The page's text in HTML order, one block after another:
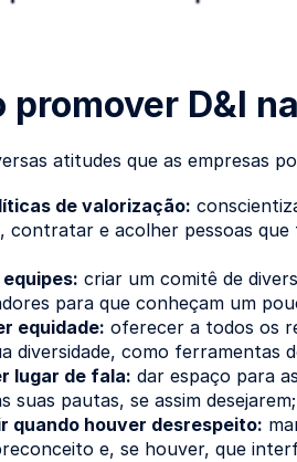
promover D&I
atitudes que as empresas
de valorização:
contratar e acolher pessoas
criar um comitê de
para que conheçam um
equidade: oferecer a todos os
diversidade, como ferramentas
lugar de fala: dar espaço para
suas pautas, se assim desejarem;
quando houver desrespeito:
e, se houver, que